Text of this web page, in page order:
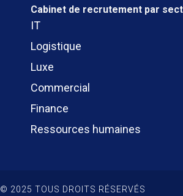
Cabinet de recrutement par
IT
Logistique
Luxe
Commercial
Finance
Ressources humaines
© 2025 TOUS DROITS RÉSERVÉS